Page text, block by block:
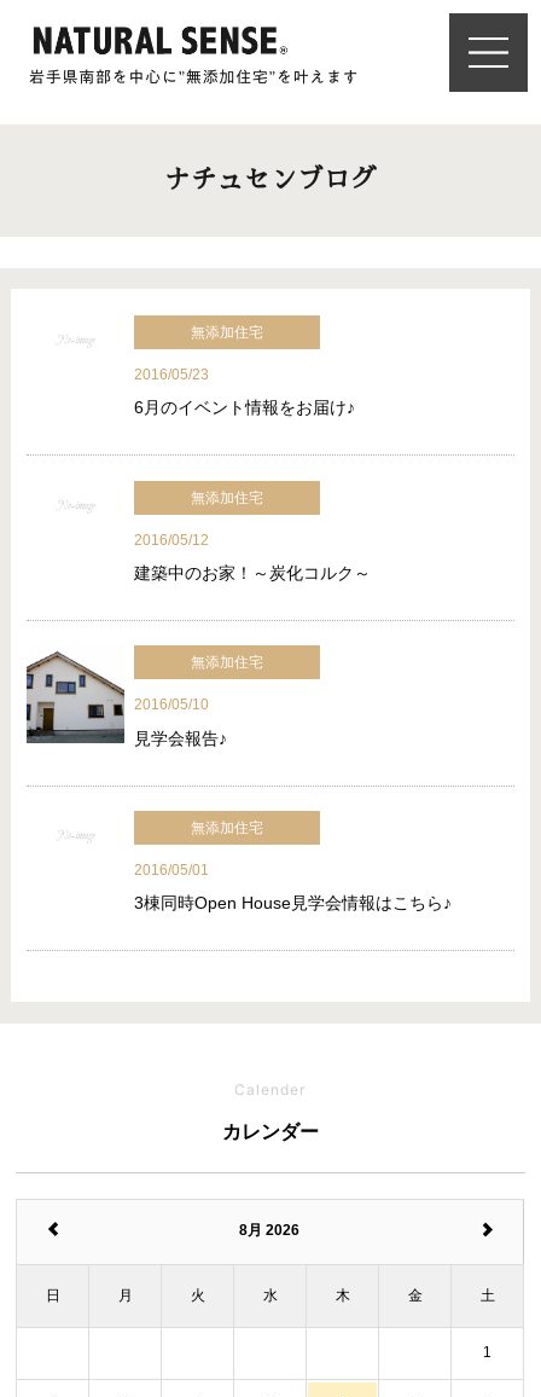
ナチュセンブログ
無添加住宅
2016/05/23
6月のイベント情報をお届け♪
無添加住宅
2016/05/12
建築中のお家！～炭化コルク～
無添加住宅
2016/05/10
見学会報告♪
無添加住宅
2016/05/01
3棟同時Open House見学会情報はこちら♪
Calender
カレンダー
8月 2026
日 月 火 水 木 金 土
1